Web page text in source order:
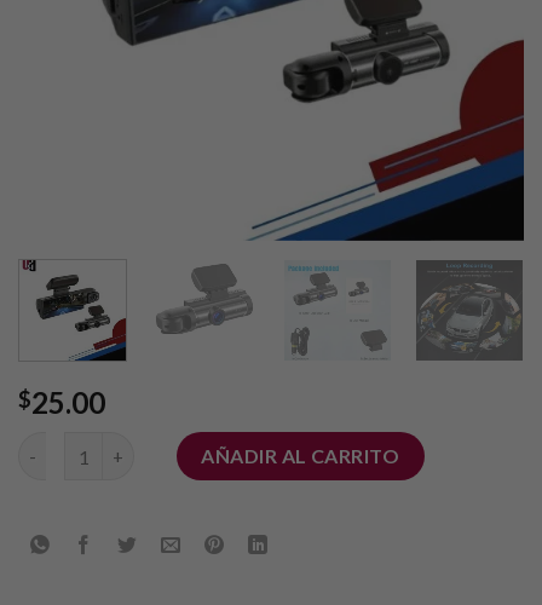
$25.00
Cámara para automóvil cantidadAÑADIR AL CARRITO